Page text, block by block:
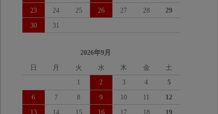
23 24 25 26 27 28 29
30 31
2026年9月
日 月 火 水 木 金 土
1 2 3 4 5
6 7 8 9 10 11 12
13 14 15 16 17 18 19